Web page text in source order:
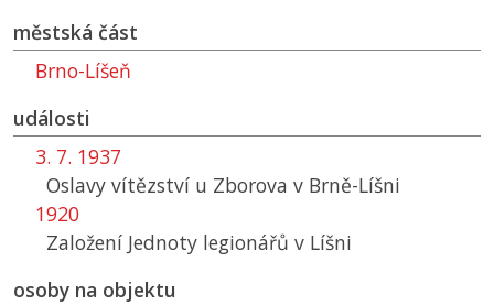
městská část
Brno-Líšeň
události
3. 7. 1937
Oslavy vítězství u Zborova v Brně-Líšni
1920
Založení Jednoty legionářů v Líšni
osoby na objektu